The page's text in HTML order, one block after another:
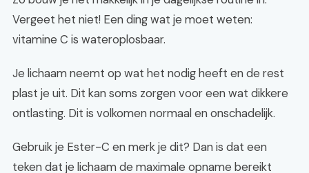
Vergeet het niet! Een ding wat je moet weten:
vitamine C is wateroplosbaar.
Je lichaam neemt op wat het nodig heeft en de rest
plast je uit. Dit kan soms zorgen voor een wat dikkere
ontlasting. Dit is volkomen normaal en onschadelijk.
Gebruik je Ester-C en merk je dit? Dan is dat een
teken dat je lichaam de maximale opname bereikt